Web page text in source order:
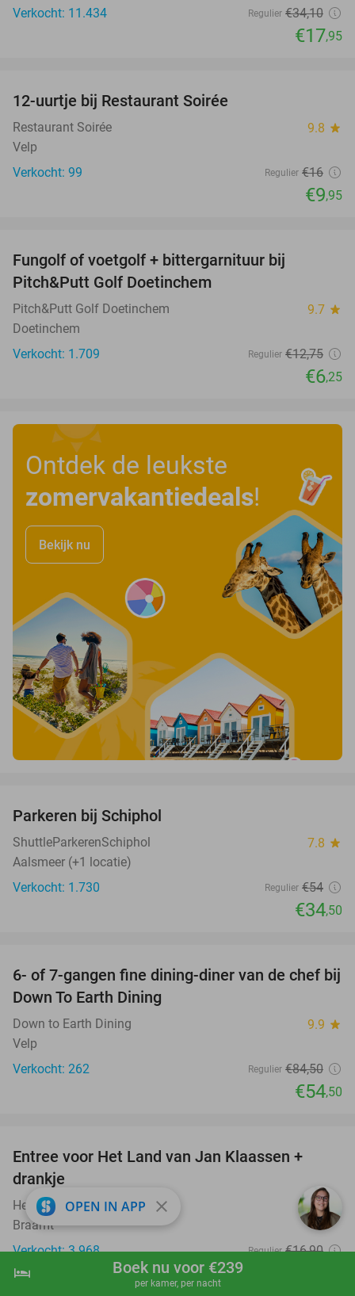
shopping_cart Boek nu
hotel Boek nu voor €239
per kamer, per nacht
Verkocht: 11.434
Regulier €34,10
€17,95
12-uurtje bij Restaurant Soirée
Restaurant Soirée 9.8 star
Velp
Verkocht: 99
Regulier €16
€9,95
Fungolf of voetgolf + bittergarnituur bij
Pitch&Putt Golf Doetinchem
Pitch&Putt Golf Doetinchem 9.7 star
Doetinchem
Verkocht: 1.709
Regulier €12,75
€6,25
Ontdek de leukste
zomervakantiedeals!
Bekijk nu
Parkeren bij Schiphol
ShuttleParkerenSchiphol 7.8 star
Aalsmeer (+1 locatie)
Verkocht: 1.730
Regulier €54
€34,50
36%
6- of 7-gangen fine dining-diner van de chef bij
Down To Earth Dining
Down to Earth Dining 9.9 star
Velp
Verkocht: 262
Regulier €84,50
€54,50
Entree voor Het Land van Jan Klaassen +
drankje
Het Land van Jan Klaassen 9.6star
Braamt
Verkocht: 3.968
Regulier €16,90
OPEN IN APP close